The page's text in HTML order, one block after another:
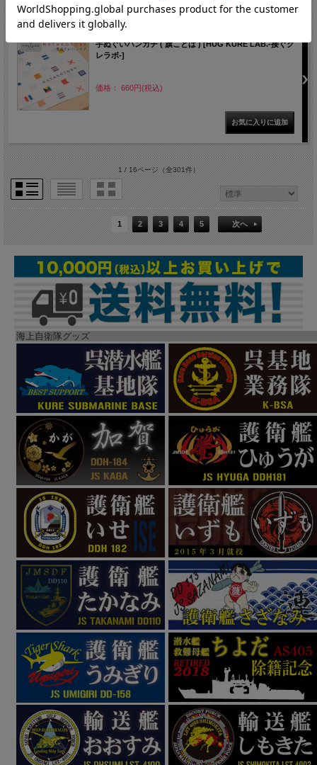
NEW 店舗受取OK
手ぬぐいハンカチ ( 旗ことば ) [HUG KURE LAB.-接ぐク
レラボ-]
価格： 660円(税込)
1 / 16ページ（全301件）
1 2 3 4 5 次へ
海上自衛隊グッズ